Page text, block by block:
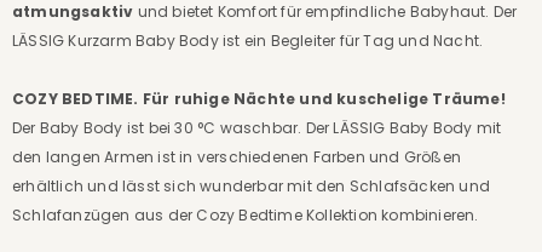
atmungsaktiv und bietet Komfort für empfindliche Babyhaut. Der
LÄSSIG Kurzarm Baby Body ist ein Begleiter für Tag und Nacht.
COZY BEDTIME. Für ruhige Nächte und kuschelige Träume!
Der Baby Body ist bei 30 °C waschbar. Der LÄSSIG Baby Body mit
den langen Armen ist in verschiedenen Farben und Größen
erhältlich und lässt sich wunderbar mit den Schlafsäcken und
Schlafanzügen aus der Cozy Bedtime Kollektion kombinieren.